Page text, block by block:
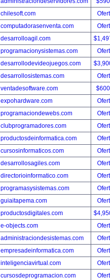
chilesoft.com
computadorasenventa.com
desarrolloagil.com
programacionysistemas.com
desarrollodevideojuegos.com
desarrollosistemas.com
ventadesoftware.com
expohardware.com
programaciondewebs.com
clubprogramadores.com
productosdeinformatica.com
cursosinformaticos.com
desarrollosagiles.com
directorioinformatico.com
programasysistemas.com
guiaitapema.com
productosdigitales.com
e-objects.com
administraciondesistemas.com
empresadeinformatica.com
inteligenciavirtual.com
cursosdeprogramacion.com